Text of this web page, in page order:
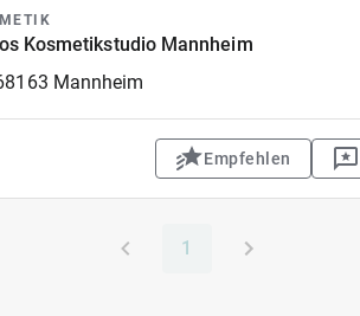
Kosmetikstudio Mannheim
Mannheim
Empfehlen
1